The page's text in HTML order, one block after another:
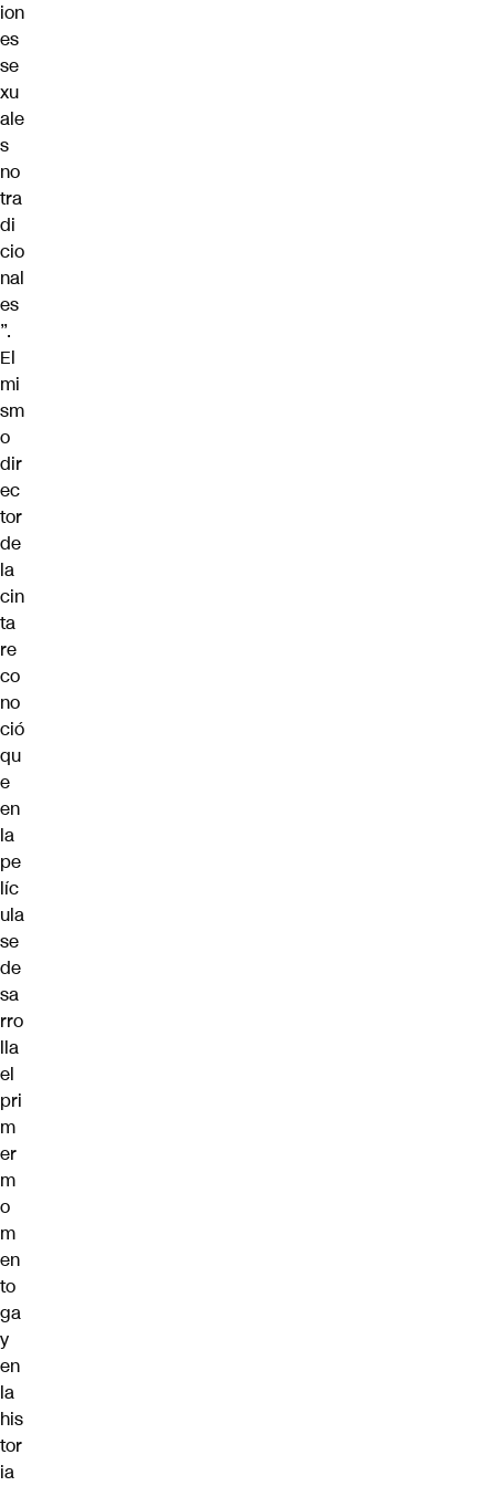
ion
es
se
xu
ale
s
no
tra
di
cio
nal
es
”.
El
mi
sm
o
dir
ec
tor
de
la
cin
ta
re
co
no
ció
qu
e
en
la
pe
líc
ula
se
de
sa
rro
lla
el
pri
m
er
m
o
m
en
to
ga
y
en
la
his
tor
ia